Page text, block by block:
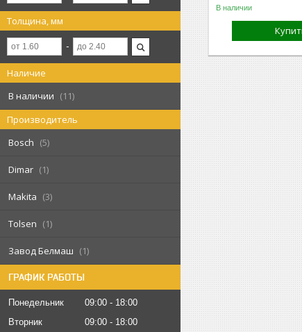
Толщина, мм
Наличие
В наличии
11
Производитель
Bosch
5
Dimar 1
Makita 3
Tolsen 1
Завод Белмаш 1
ГРАФИК РАБОТЫ
Понедельник 09:00
18:00
Вторник
09:00
18:00
В наличии